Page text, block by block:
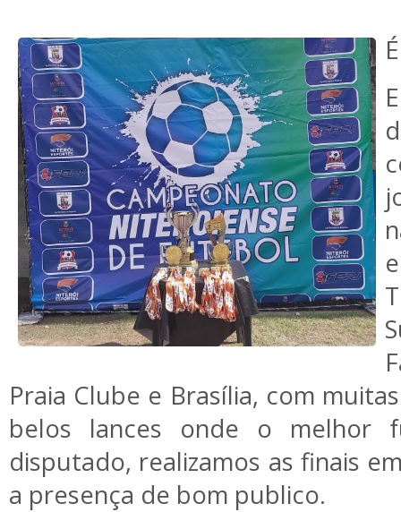
Praia Clube e Brasília, com
belos lances onde o melhor
disputado, realizamos as finais
a presença de bom publico.